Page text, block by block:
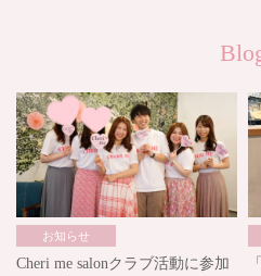
お知らせ
Cheri me salonクラブ活動に参加